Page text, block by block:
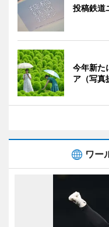
投稿鉄道
今年新た
ア（写真
ワー